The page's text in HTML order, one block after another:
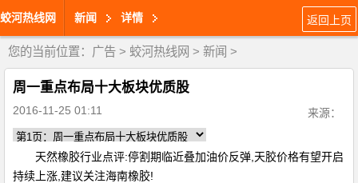
蛟河热线网 新闻 详情 返回上页
您的当前位置： 广告 > 蛟河热线网 > 新闻 >
周一重点布局十大板块优质股
2016-11-25 01:11 来源：
天然橡胶行业点评:停割期临近叠加油价反弹,天胶价格有望开启
持续上涨,建议关注海南橡胶!